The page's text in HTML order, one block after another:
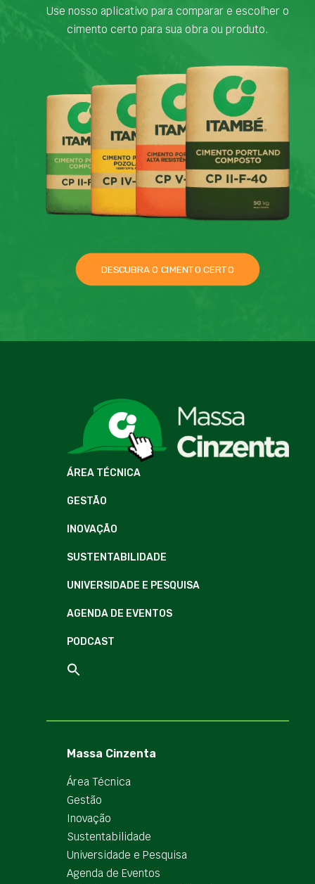
Use nosso aplicativo para comparar e escolher o
cimento certo para sua obra ou produto.
DESCUBRA O CIMENTO CERTO
ÁREA TÉCNICA
GESTÃO
INOVAÇÃO
SUSTENTABILIDADE
UNIVERSIDADE E PESQUISA
AGENDA DE EVENTOS
PODCAST
Massa Cinzenta
Área Técnica
Gestão
Inovação
Sustentabilidade
Universidade e Pesquisa
Agenda de Eventos